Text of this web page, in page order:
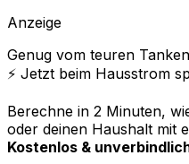
Anzeige
Genug vom teuren
⚡️ Jetzt beim Hausstrom
Berechne in 2 Minuten,
oder deinen Haushalt mit
Kostenlos &